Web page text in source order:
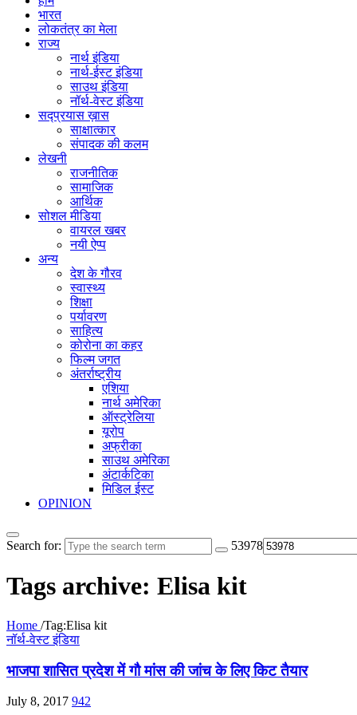
भारत
लोकतंत्र का मेला
राज्य
नार्थ इंडिया
नार्थ-ईस्ट इंडिया
साउथ इंडिया
नॉर्थ-वेस्ट इंडिया
सद्प्रयास ख़ास
साक्षात्कार
संपादक की कलम
लेखनी
राजनीतिक
सामाजिक
आर्थिक
सोशल मीडिया
वायरल खबर
नयी ऐप्प
अन्य
देश के गौरव
स्वास्थ्य
शिक्षा
पर्यावरण
साहित्य
कोरोना का कहर
फिल्म जगत
अंतर्राष्ट्रीय
एशिया
नार्थ अमेरिका
ऑस्ट्रेलिया
यूरोप
अफ्रीका
साउथ अमेरिका
अंटार्कटिका
मिडिल ईस्ट
OPINION
Search for: 53978
Tags archive: Elisa kit
Home /Tag:Elisa kit
नॉर्थ-वेस्ट इंडिया
भाजपा शासित प्रदेश में गौ मांस की जांच के लिए किट तैयार
July 8, 2017 942